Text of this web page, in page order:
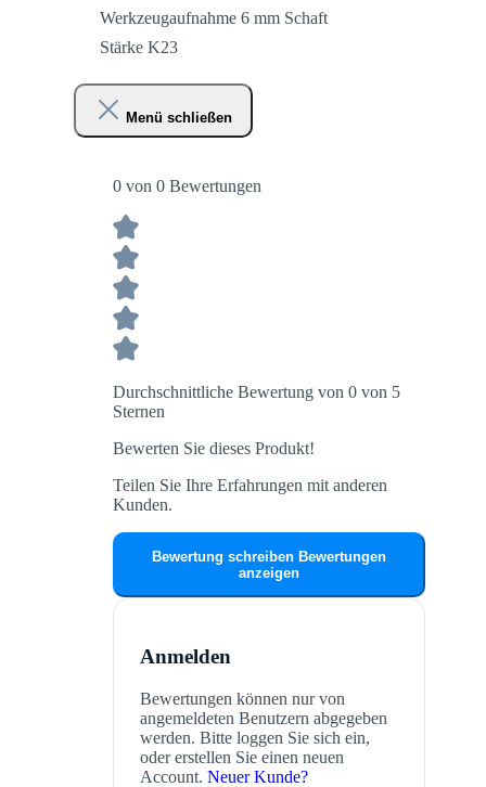
Werkzeugaufnahme 6 mm Schaft
Stärke K23
Menü schließen
0 von 0 Bewertungen
Durchschnittliche Bewertung von 0 von 5
Sternen
Bewerten Sie dieses Produkt!
Teilen Sie Ihre Erfahrungen mit anderen
Kunden.
Bewertung schreiben Bewertungen
anzeigen
Anmelden
Bewertungen können nur von
angemeldeten Benutzern abgegeben
werden. Bitte loggen Sie sich ein,
oder erstellen Sie einen neuen
Account. Neuer Kunde?